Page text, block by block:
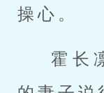
操心。
霍长